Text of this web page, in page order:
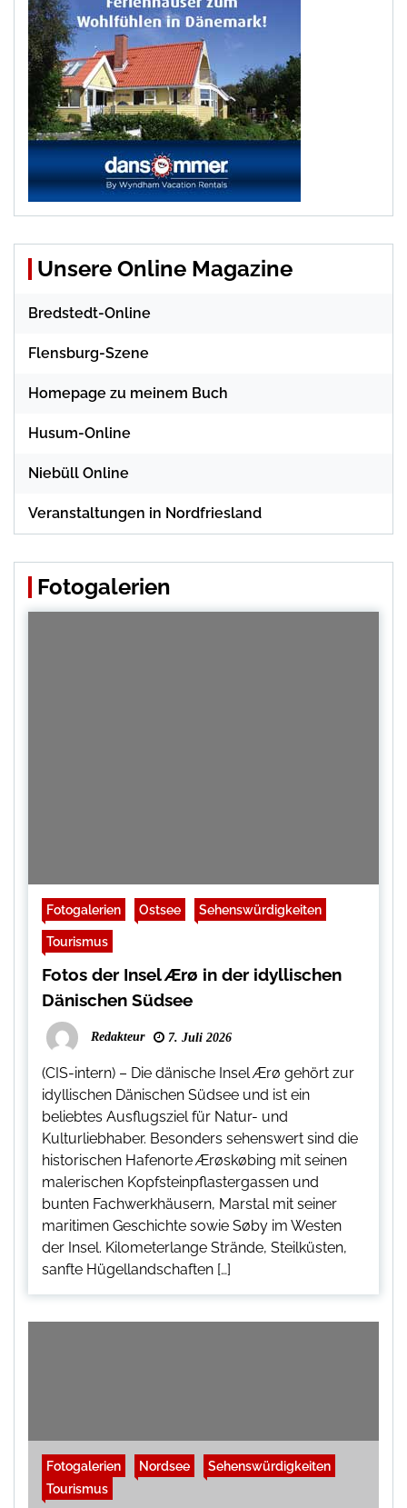
Unsere Online Magazine
Bredstedt-Online
Flensburg-Szene
Homepage zu meinem Buch
Husum-Online
Niebüll Online
Veranstaltungen in Nordfriesland
Fotogalerien
Fotogalerien Ostsee Sehenswürdigkeiten
Tourismus
Fotos der Insel Ærø in der idyllischen
Dänischen Südsee
Redakteur 7. Juli 2026
(CIS-intern) – Die dänische Insel Ærø gehört zur
idyllischen Dänischen Südsee und ist ein
beliebtes Ausflugsziel für Natur- und
Kulturliebhaber. Besonders sehenswert sind die
historischen Hafenorte Ærøskøbing mit seinen
malerischen Kopfsteinpflastergassen und
bunten Fachwerkhäusern, Marstal mit seiner
maritimen Geschichte sowie Søby im Westen
der Insel. Kilometerlange Strände, Steilküsten,
sanfte Hügellandschaften […]
Fotogalerien Nordsee
Sehenswürdigkeiten
Tourismus